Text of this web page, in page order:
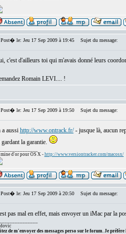
Post� le: Jeu 17 Sep 2009 à 19:45 Sujet du message:
c'est d'ailleurs toi qui m'avais donné leurs
Romain LEVI.... !
Post� le: Jeu 17 Sep 2009 à 19:50 Sujet du message:
a aussi http://www.ontrack.fr/- jusque là, aucun
gardant la garantie.
d'or pour OS X -http://www.versiontracker.com/macosx/
Post� le: Jeu 17 Sep 2009 à 20:50 Sujet du message:
pas mal en effet, mais envoyer un iMac par la
de m'envoyer des messages perso sur le forum. Je préfère